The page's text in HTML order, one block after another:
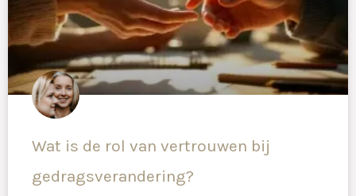
Wat is de rol van vertrouwen bij
gedragsverandering?